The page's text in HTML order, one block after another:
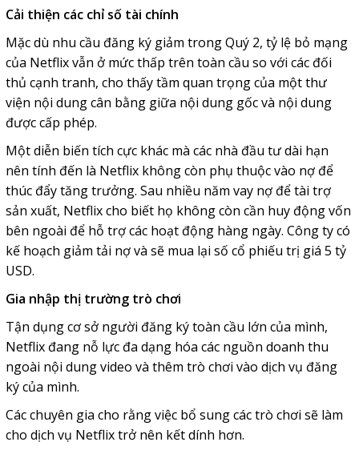
Cải thiện các chỉ số tài chính
Mặc dù nhu cầu đăng ký giảm trong Quý 2, tỷ lệ bỏ mạng
của Netflix vẫn ở mức thấp trên toàn cầu so với các đối
thủ cạnh tranh, cho thấy tầm quan trọng của một thư
viện nội dung cân bằng giữa nội dung gốc và nội dung
được cấp phép.
Một diễn biến tích cực khác mà các nhà đầu tư dài hạn
nên tính đến là Netflix không còn phụ thuộc vào nợ để
thúc đẩy tăng trưởng. Sau nhiều năm vay nợ để tài trợ
sản xuất, Netflix cho biết họ không còn cần huy động vốn
bên ngoài để hỗ trợ các hoạt động hàng ngày. Công ty có
kế hoạch giảm tải nợ và sẽ mua lại số cổ phiếu trị giá 5 tỷ
USD.
Gia nhập thị trường trò chơi
Tận dụng cơ sở người đăng ký toàn cầu lớn của mình,
Netflix đang nỗ lực đa dạng hóa các nguồn doanh thu
ngoài nội dung video và thêm trò chơi vào dịch vụ đăng
ký của mình.
Các chuyên gia cho rằng việc bổ sung các trò chơi sẽ làm
cho dịch vụ Netflix trở nên kết dính hơn.